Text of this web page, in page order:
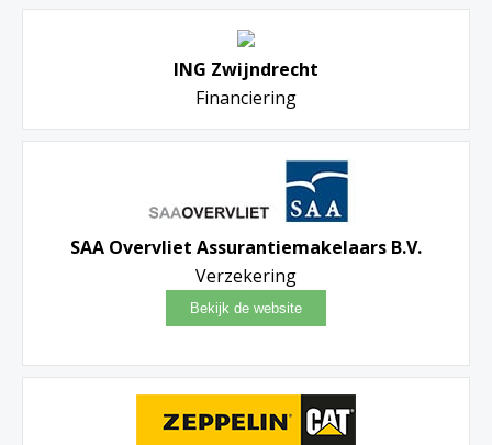
ING Zwijndrecht
Financiering
SAA Overvliet Assurantiemakelaars B.V.
Verzekering